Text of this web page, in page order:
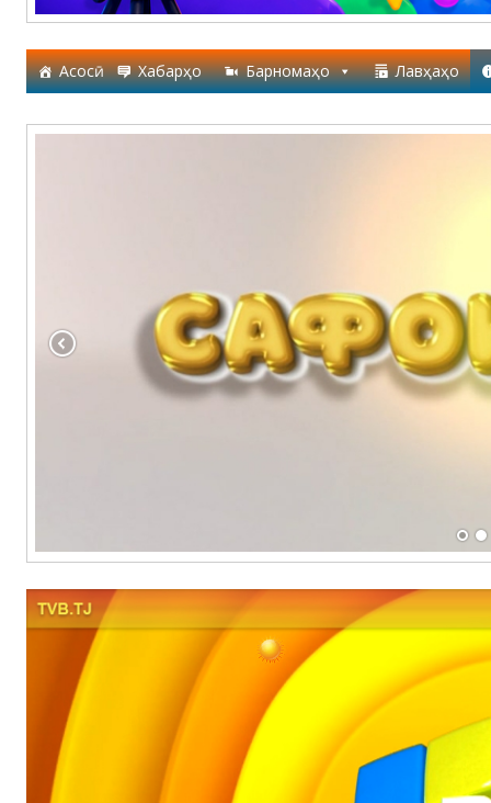
Асосӣ Хабарҳо Барномаҳо Лавҳаҳо